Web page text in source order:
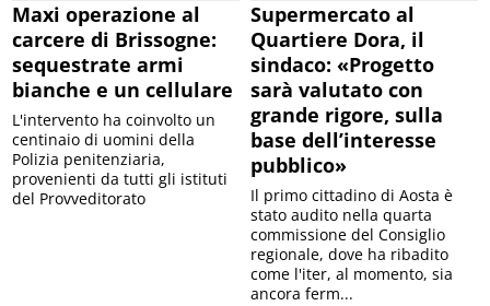
Maxi operazione al
carcere di Brissogne:
sequestrate armi
bianche e un cellulare
L'intervento ha coinvolto un
centinaio di uomini della
Polizia penitenziaria,
provenienti da tutti gli istituti
del Provveditorato
Supermercato al
Quartiere Dora, il
sindaco: «Progetto
sarà valutato con
grande rigore, sulla
base dell’interesse
pubblico»
Il primo cittadino di Aosta è
stato audito nella quarta
commissione del Consiglio
regionale, dove ha ribadito
come l'iter, al momento, sia
ancora ferm...